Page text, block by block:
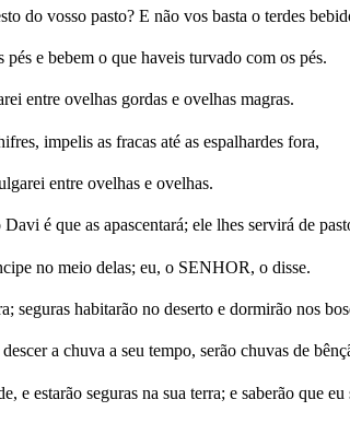
do vosso pasto? E não vos basta o terdes
e bebem o que haveis turvado com os pés.
entre ovelhas gordas e ovelhas magras.
impelis as fracas até as espalhardes fora,
entre ovelhas e ovelhas.
é que as apascentará; ele lhes servirá de
no meio delas; eu, o SENHOR, o disse.
seguras habitarão no deserto e dormirão nos
a chuva a seu tempo, serão chuvas de
e estarão seguras na sua terra; e saberão que